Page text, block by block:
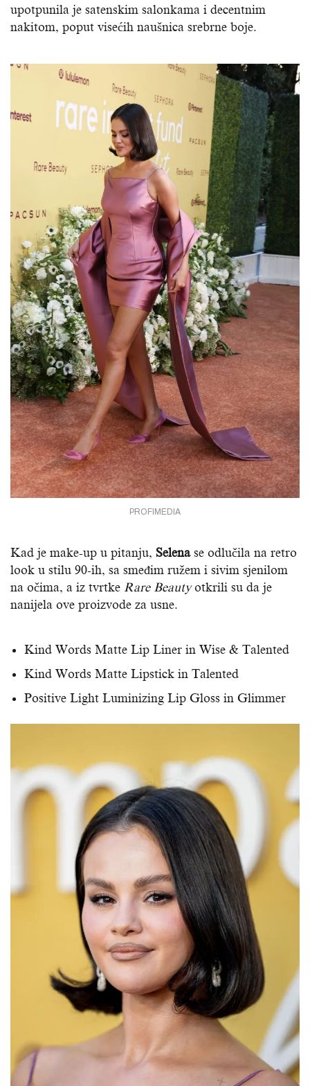
upotpunila je satenskim salonkama i decentnim
nakitom, poput visećih naušnica srebrne boje.
PROFIMEDIA
Kad je make-up u pitanju, Selenase odlučila na retro
look u stilu 90-ih, sa smeđim ružem i sivim sjenilom
na očima, a iz tvrtke Rare Beautyotkrili su da je
nanijela ove proizvode za usne.
Kind Words Matte Lip Liner in Wise & Talented
Kind Words Matte Lipstick in Talented
Positive Light Luminizing Lip Gloss in Glimmer